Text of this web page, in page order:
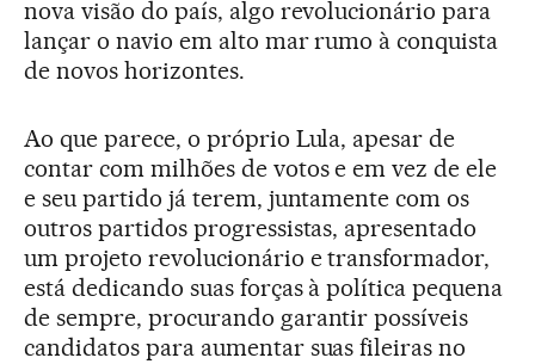
nova visão do país, algo revolucionário para
lançar o navio em alto mar rumo à conquista
de novos horizontes.
Ao que parece, o próprio Lula, apesar de
contar com milhões de votos e em vez de ele
e seu partido já terem, juntamente com os
outros partidos progressistas, apresentado
um projeto revolucionário e transformador,
está dedicando suas forças à política pequena
de sempre, procurando garantir possíveis
candidatos para aumentar suas fileiras no